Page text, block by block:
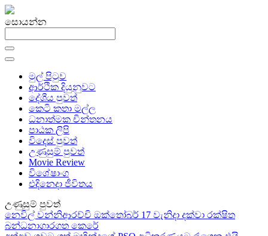
සොයන්න
මුල් පිටුව
ආර්ථික දියුනුවට
දේශීය පුවත්
කෙටි කතා මල්ල
ධනාත්මක චින්තනය
පාඨක ලිපි
විදෙස් පුවත්
උණුසුම් පුවත්
Movie Review
විශේෂාංග
එදිනෙදා ජීවිතය
උණුසුම් පුවත්
නෙවිල් වන්නිආරච්චි ඔක්තෝබර් 17 වැනිදා දක්වා රක්ෂිත
බන්ධනාගාරගත කෙරේ